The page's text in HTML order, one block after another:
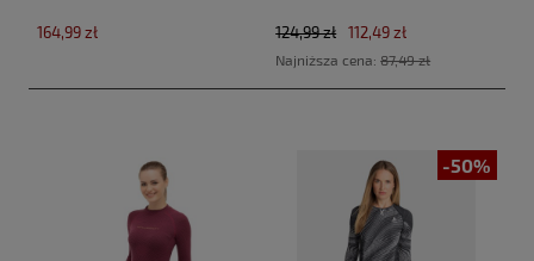
164,99 zł 112,49 zł
124,99 zł
Najniższa cena:87,49 zł
-50%